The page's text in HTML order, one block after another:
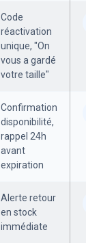
Code
réactivation
unique, "On
vous a gardé
votre taille"
Confirmation
disponibilité,
rappel 24h
avant
expiration
Alerte retour
en stock
immédiate